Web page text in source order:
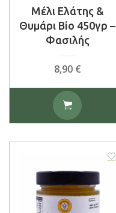
Μέλι Ελάτης &
Θυμάρι Bio 450γρ –
Φασιλής
8,90 €